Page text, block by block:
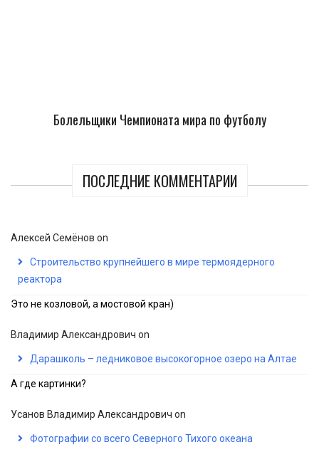
Болельщики Чемпионата мира по футболу
ПОСЛЕДНИЕ КОММЕНТАРИИ
Алексей Семёнов on
Строительство крупнейшего в мире термоядерного
реактора
Это не козловой, а мостовой кран)
Владимир Александрович on
Дарашколь – ледниковое высокогорное озеро на Алтае
А где картинки?
Усанов Владимир Александрович on
Фотографии со всего Северного Тихого океана